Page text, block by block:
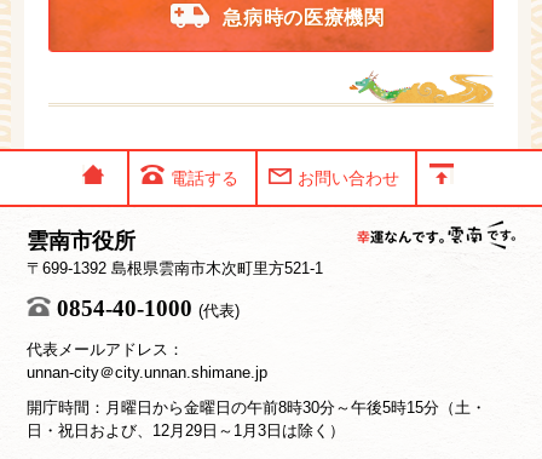
急病時の医療機関
電話する お問い合わせ
雲南市役所
〒699-1392 島根県雲南市木次町里方521-1
0854-40-1000 (代表)
代表メールアドレス：
unnan-city＠city.unnan.shimane.jp
開庁時間：月曜日から金曜日の午前8時30分～午後5時15分（土・
日・祝日および、12月29日～1月3日は除く）